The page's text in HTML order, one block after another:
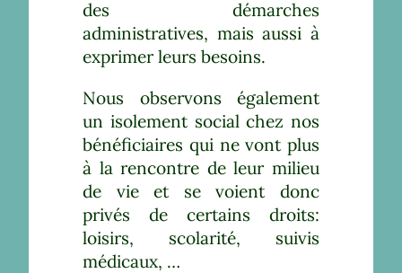
des démarches
administratives, mais aussi à
exprimer leurs besoins.
Nous observons également
un isolement social chez nos
bénéficiaires qui ne vont plus
à la rencontre de leur milieu
de vie et se voient donc
privés de certains droits:
loisirs, scolarité, suivis
médicaux, …